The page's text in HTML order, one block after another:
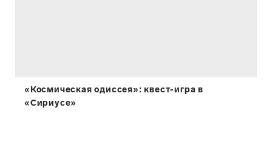
«Космическая одиссея»: квест-игра в
«Сириусе»